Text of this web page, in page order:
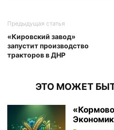
Предыдущая статья
«Кировский завод»
запустит производство
тракторов в ДНР
ЭТО МОЖЕТ